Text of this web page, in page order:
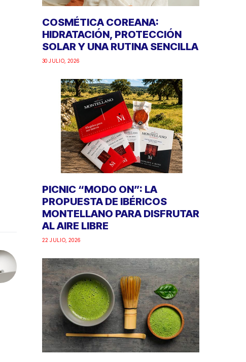
COSMÉTICA COREANA:
HIDRATACIÓN, PROTECCIÓN
SOLAR Y UNA RUTINA SENCILLA
30 JULIO, 2026
PICNIC “MODO ON”: LA
PROPUESTA DE IBÉRICOS
MONTELLANO PARA DISFRUTAR
AL AIRE LIBRE
22 JULIO, 2026